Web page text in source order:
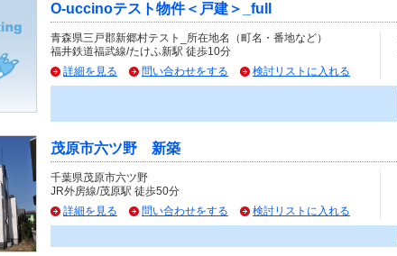
O-uccinoテスト物件＜戸建＞_full
青森県三戸郡新郷村テスト_所在地名（町名・番地など）
福井鉄道福武線/たけふ新駅 徒歩10分
詳細を見る
問い合わせをする 検討リストに入れる
茂原市六ツ野 新築
千葉県茂原市六ツ野
JR外房線/茂原駅 徒歩50分
詳細を見る
問い合わせをする 検討リストに入れる